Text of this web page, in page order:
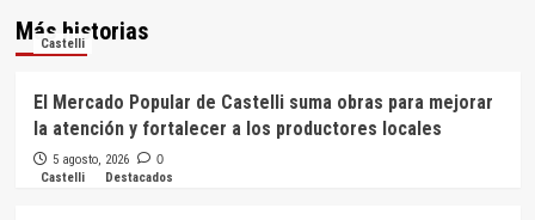
Más historias
Castelli
El Mercado Popular de Castelli suma obras para mejorar
la atención y fortalecer a los productores locales
5 agosto, 2026 0
Castelli Destacados